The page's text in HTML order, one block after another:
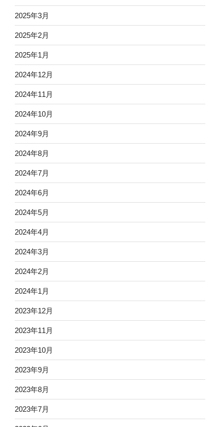
2025年3月
2025年2月
2025年1月
2024年12月
2024年11月
2024年10月
2024年9月
2024年8月
2024年7月
2024年6月
2024年5月
2024年4月
2024年3月
2024年2月
2024年1月
2023年12月
2023年11月
2023年10月
2023年9月
2023年8月
2023年7月